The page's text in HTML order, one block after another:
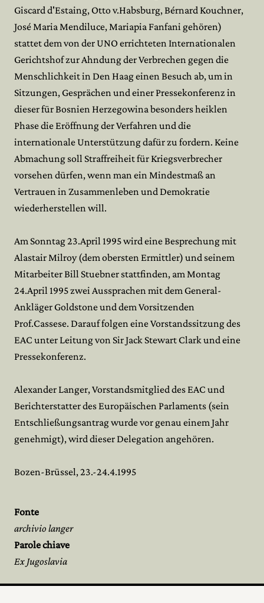
Giscard d'Estaing, Otto v.Habsburg, Bérnard Kouchner,
José Maria Mendiluce, Mariapia Fanfani gehören)
stattet dem von der UNO errichteten Internationalen
Gerichtshof zur Ahndung der Verbrechen gegen die
Menschlichkeit in Den Haag einen Besuch ab, um in
Sitzungen, Gesprächen und einer Pressekonferenz in
dieser für Bosnien Herzegowina besonders heiklen
Phase die Eröffnung der Verfahren und die
internationale Unterstützung dafür zu fordern. Keine
Abmachung soll Straffreiheit für Kriegsverbrecher
vorsehen dürfen, wenn man ein Mindestmaß an
Vertrauen in Zusammenleben und Demokratie
wiederherstellen will.
Am Sonntag 23.April 1995 wird eine Besprechung mit
Alastair Milroy (dem obersten Ermittler) und seinem
Mitarbeiter Bill Stuebner stattfinden, am Montag
24.April 1995 zwei Aussprachen mit dem General-
Ankläger Goldstone und dem Vorsitzenden
Prof.Cassese. Darauf folgen eine Vorstandssitzung des
EAC unter Leitung von Sir Jack Stewart Clark und eine
Pressekonferenz.
Alexander Langer, Vorstandsmitglied des EAC und
Berichterstatter des Europäischen Parlaments (sein
Entschließungsantrag wurde vor genau einem Jahr
genehmigt), wird dieser Delegation angehören.
Bozen-Brüssel, 23.-24.4.1995
Fonte
archivio langer
Parole chiave
Ex Jugoslavia